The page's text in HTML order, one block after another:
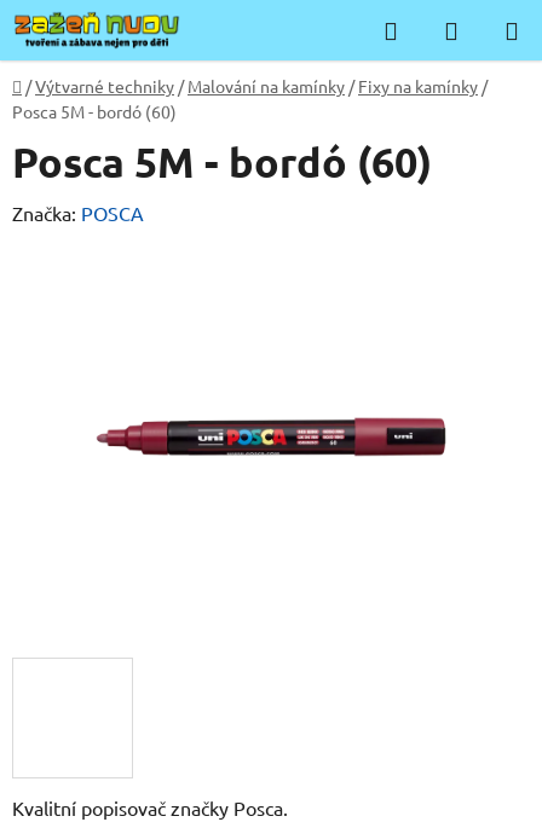
Přejít
na
obsah
Hledat
KOŠÍK
Domů
/Výtvarné techniky / Malování na kamínky / Fixy na kamínky /
Posca 5M - bordó (60)
Kvalitní popisovač značky Posca.
Posca 5M - bordó (60)
Značka: POSCA